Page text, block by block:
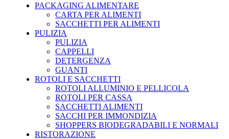
PACKAGING ALIMENTARE
CARTA PER ALIMENTI
SACCHETTI PER ALIMENTI
PULIZIA
PULIZIA
CAPPELLI
DETERGENZA
GUANTI
ROTOLI E SACCHETTI
ROTOLI ALLUMINIO E PELLICOLA
ROTOLI PER CASSA
SACCHETTI ALIMENTI
SACCHI PER IMMONDIZIA
SHOPPERS BIODEGRADABILI E NORMALI
RISTORAZIONE